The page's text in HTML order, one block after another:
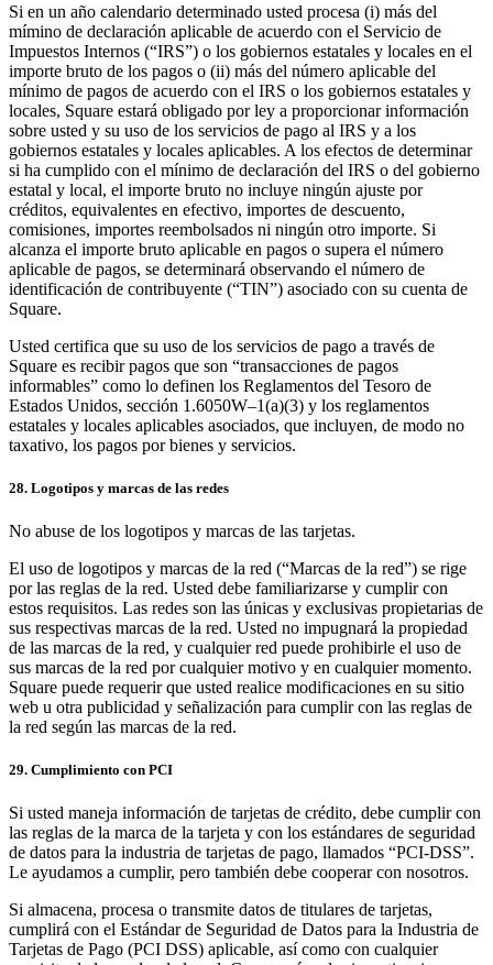
Si en un año calendario determinado usted procesa (i) más del
mímino de declaración aplicable de acuerdo con el Servicio de
Impuestos Internos (“IRS”) o los gobiernos estatales y locales en el
importe bruto de los pagos o (ii) más del número aplicable del
mínimo de pagos de acuerdo con el IRS o los gobiernos estatales y
locales, Square estará obligado por ley a proporcionar información
sobre usted y su uso de los servicios de pago al IRS y a los
gobiernos estatales y locales aplicables. A los efectos de determinar
si ha cumplido con el mínimo de declaración del IRS o del gobierno
estatal y local, el importe bruto no incluye ningún ajuste por
créditos, equivalentes en efectivo, importes de descuento,
comisiones, importes reembolsados ni ningún otro importe. Si
alcanza el importe bruto aplicable en pagos o supera el número
aplicable de pagos, se determinará observando el número de
identificación de contribuyente (“TIN”) asociado con su cuenta de
Square.
Usted certifica que su uso de los servicios de pago a través de
Square es recibir pagos que son “transacciones de pagos
informables” como lo definen los Reglamentos del Tesoro de
Estados Unidos, sección 1.6050W–1(a)(3) y los reglamentos
estatales y locales aplicables asociados, que incluyen, de modo no
taxativo, los pagos por bienes y servicios.
28. Logotipos y marcas de las redes
No abuse de los logotipos y marcas de las tarjetas.
El uso de logotipos y marcas de la red (“Marcas de la red”) se rige
por las reglas de la red. Usted debe familiarizarse y cumplir con
estos requisitos. Las redes son las únicas y exclusivas propietarias de
sus respectivas marcas de la red. Usted no impugnará la propiedad
de las marcas de la red, y cualquier red puede prohibirle el uso de
sus marcas de la red por cualquier motivo y en cualquier momento.
Square puede requerir que usted realice modificaciones en su sitio
web u otra publicidad y señalización para cumplir con las reglas de
la red según las marcas de la red.
29. Cumplimiento con PCI
Si usted maneja información de tarjetas de crédito, debe cumplir con
las reglas de la marca de la tarjeta y con los estándares de seguridad
de datos para la industria de tarjetas de pago, llamados “PCI-DSS”.
Le ayudamos a cumplir, pero también debe cooperar con nosotros.
Si almacena, procesa o transmite datos de titulares de tarjetas,
cumplirá con el Estándar de Seguridad de Datos para la Industria de
Tarjetas de Pago (PCI DSS) aplicable, así como con cualquier